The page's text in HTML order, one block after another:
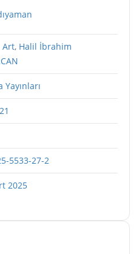
Art, Halil İbrahim
Yayınları
5533-27-2
2025